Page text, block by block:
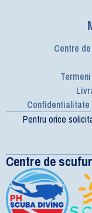
Centre
Pentru orice
Centre de